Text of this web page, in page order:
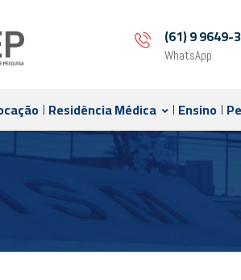
(61) 9 9649-
WhatsApp
Residência Médica Ensino